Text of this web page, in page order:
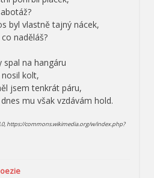
byl vlastně tajný nácek,
naděláš?
spal na hangáru
kolt,
jsem tenkrát páru,
mu však vzdávám hold.
https://commons.wikimedia.org/w/index.php?